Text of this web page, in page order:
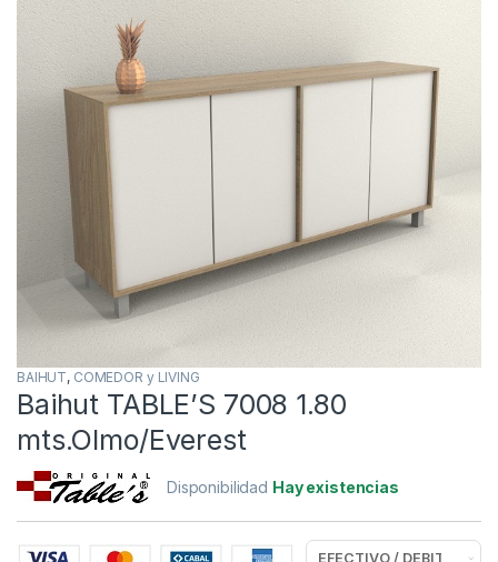
BAIHUT, COMEDOR y LIVING
Baihut TABLE’S 7008 1.80
mts.Olmo/Everest
Disponibilidad Hay existencias